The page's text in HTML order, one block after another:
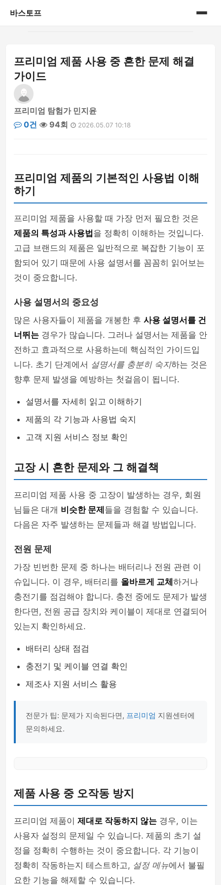
바스토프
공연&전시회
삼성 블루로거
삼성 블루로거 1기
신제품
여행이야기
프리미엄 제품 사용 중 흔한 문제 해결
가이드
프리미엄 탐험가 민지윤
0건
94회 2026.05.07 10:18
프리미엄 제품의 기본적인 사용법 이해
하기
프리미엄 제품을 사용할 때 가장 먼저 필요한 것은
제품의 특성과 사용법 을 정확히 이해하는 것입니다.
고급 브랜드의 제품은 일반적으로 복잡한 기능이 포
함되어 있기 때문에 사용 설명서를 꼼꼼히 읽어보는
것이 중요합니다.
사용 설명서의 중요성
많은 사용자들이 제품을 개봉한 후 사용 설명서를 건
너뛰는 경우가 많습니다. 그러나 설명서는 제품을 안
전하고 효과적으로 사용하는데 핵심적인 가이드입
니다. 초기 단계에서 설명서를 충분히 숙지하는 것은
향후 문제 발생을 예방하는 첫걸음이 됩니다.
설명서를 자세히 읽고 이해하기
제품의 각 기능과 사용법 숙지
고객 지원 서비스 정보 확인
고장 시 흔한 문제와 그 해결책
프리미엄 제품 사용 중 고장이 발생하는 경우, 회원
님들은 대개 비슷한 문제 들을 경험할 수 있습니다.
다음은 자주 발생하는 문제들과 해결 방법입니다.
전원 문제
가장 빈번한 문제 중 하나는 배터리나 전원 관련 이
슈입니다. 이 경우, 배터리를 올바르게 교체 하거나
충전기를 점검해야 합니다. 충전 중에도 문제가 발생
한다면, 전원 공급 장치와 케이블이 제대로 연결되어
있는지 확인하세요.
배터리 상태 점검
충전기 및 케이블 연결 확인
제조사 지원 서비스 활용
전문가 팁: 문제가 지속된다면, 프리미엄 지원센터에
문의하세요.
제품 사용 중 오작동 방지
프리미엄 제품이 제대로 작동하지 않는 경우, 이는
사용자 설정의 문제일 수 있습니다. 제품의 초기 설
정을 정확히 수행하는 것이 중요합니다. 각 기능이
정확히 작동하는지 테스트하고, 설정 메뉴에서 불필
요한 기능을 해제할 수 있습니다.